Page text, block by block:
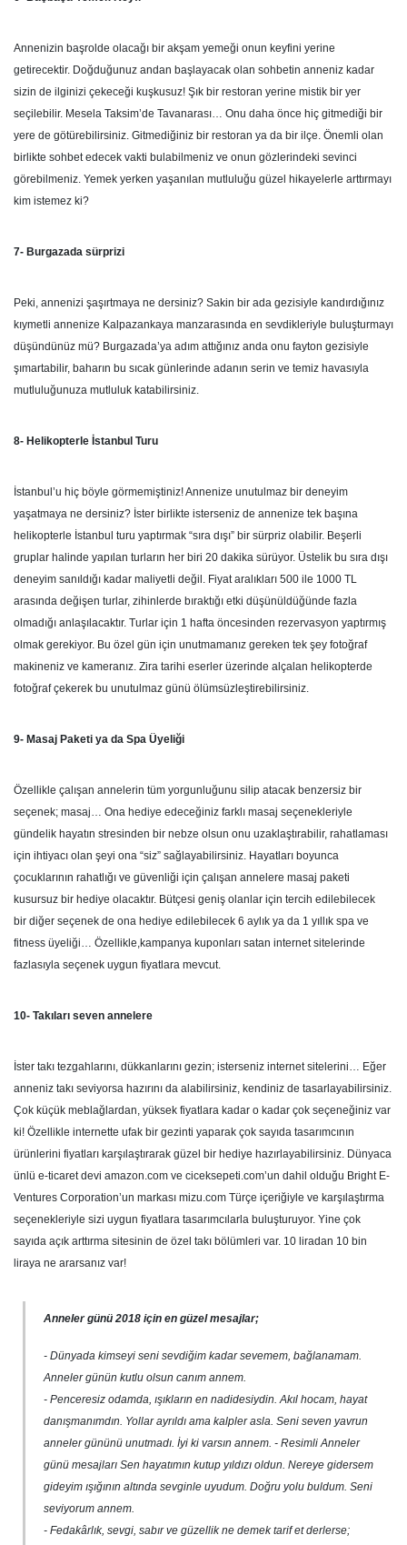
Annenizin başrolde olacağı bir akşam yemeği onun keyfini yerine
getirecektir. Doğduğunuz andan başlayacak olan sohbetin anneniz kadar
sizin de ilginizi çekeceği kuşkusuz! Şık bir restoran yerine mistik bir yer
seçilebilir. Mesela Taksim’de Tavanarası… Onu daha önce hiç gitmediği bir
yere de götürebilirsiniz. Gitmediğiniz bir restoran ya da bir ilçe. Önemli olan
birlikte sohbet edecek vakti bulabilmeniz ve onun gözlerindeki sevinci
görebilmeniz. Yemek yerken yaşanılan mutluluğu güzel hikayelerle arttırmayı
kim istemez ki?
7- Burgazada sürprizi
Peki, annenizi şaşırtmaya ne dersiniz? Sakin bir ada gezisiyle kandırdığınız
kıymetli annenize Kalpazankaya manzarasında en sevdikleriyle buluşturmayı
düşündünüz mü? Burgazada’ya adım attığınız anda onu fayton gezisiyle
şımartabilir, baharın bu sıcak günlerinde adanın serin ve temiz havasıyla
mutluluğunuza mutluluk katabilirsiniz.
8- Helikopterle İstanbul Turu
İstanbul’u hiç böyle görmemiştiniz! Annenize unutulmaz bir deneyim
yaşatmaya ne dersiniz? İster birlikte isterseniz de annenize tek başına
helikopterle İstanbul turu yaptırmak “sıra dışı” bir sürpriz olabilir. Beşerli
gruplar halinde yapılan turların her biri 20 dakika sürüyor. Üstelik bu sıra dışı
deneyim sanıldığı kadar maliyetli değil. Fiyat aralıkları 500 ile 1000 TL
arasında değişen turlar, zihinlerde bıraktığı etki düşünüldüğünde fazla
olmadığı anlaşılacaktır. Turlar için 1 hafta öncesinden rezervasyon yaptırmış
olmak gerekiyor. Bu özel gün için unutmamanız gereken tek şey fotoğraf
makineniz ve kameranız. Zira tarihi eserler üzerinde alçalan helikopterde
fotoğraf çekerek bu unutulmaz günü ölümsüzleştirebilirsiniz.
9- Masaj Paketi ya da Spa Üyeliği
Özellikle çalışan annelerin tüm yorgunluğunu silip atacak benzersiz bir
seçenek; masaj… Ona hediye edeceğiniz farklı masaj seçenekleriyle
gündelik hayatın stresinden bir nebze olsun onu uzaklaştırabilir, rahatlaması
için ihtiyacı olan şeyi ona “siz” sağlayabilirsiniz. Hayatları boyunca
çocuklarının rahatlığı ve güvenliği için çalışan annelere masaj paketi
kusursuz bir hediye olacaktır. Bütçesi geniş olanlar için tercih edilebilecek
bir diğer seçenek de ona hediye edilebilecek 6 aylık ya da 1 yıllık spa ve
fitness üyeliği… Özellikle,kampanya kuponları satan internet sitelerinde
fazlasıyla seçenek uygun fiyatlara mevcut.
10- Takıları seven annelere
İster takı tezgahlarını, dükkanlarını gezin; isterseniz internet sitelerini… Eğer
anneniz takı seviyorsa hazırını da alabilirsiniz, kendiniz de tasarlayabilirsiniz.
Çok küçük meblağlardan, yüksek fiyatlara kadar o kadar çok seçeneğiniz var
ki! Özellikle internette ufak bir gezinti yaparak çok sayıda tasarımcının
ürünlerini fiyatları karşılaştırarak güzel bir hediye hazırlayabilirsiniz. Dünyaca
ünlü e-ticaret devi amazon.com ve ciceksepeti.com’un dahil olduğu Bright E-
Ventures Corporation’un markası mizu.com Türçe içeriğiyle ve karşılaştırma
seçenekleriyle sizi uygun fiyatlara tasarımcılarla buluşturuyor. Yine çok
sayıda açık arttırma sitesinin de özel takı bölümleri var. 10 liradan 10 bin
liraya ne ararsanız var!
Anneler günü 2018 için en güzel mesajlar;
- Dünyada kimseyi seni sevdiğim kadar sevemem, bağlanamam.
Anneler günün kutlu olsun canım annem.
- Penceresiz odamda, ışıkların en nadidesiydin. Akıl hocam, hayat
danışmanımdın. Yollar ayrıldı ama kalpler asla. Seni seven yavrun
anneler gününü unutmadı. İyi ki varsın annem. - Resimli Anneler
günü mesajları Sen hayatımın kutup yıldızı oldun. Nereye gidersem
gideyim ışığının altında sevginle uyudum. Doğru yolu buldum. Seni
seviyorum annem.
- Fedakârlık, sevgi, sabır ve güzellik ne demek tarif et derlerse;